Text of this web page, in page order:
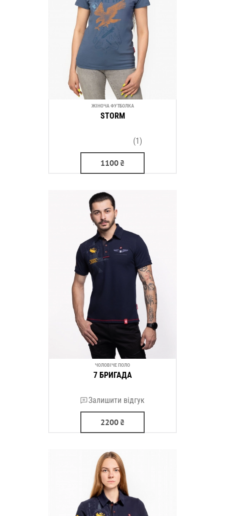
ЖІНОЧА ФУТБОЛКА
STORM
(1)
1100₴
ЧОЛОВІЧЕ ПОЛО
7 БРИГАДА
Залишити відгук
2200₴